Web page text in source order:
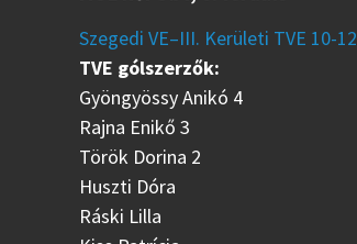
Szegedi VE–III. Kerületi TVE 10-12
TVE gólszerzők:
Gyöngyössy Anikó 4
Rajna Enikő 3
Török Dorina 2
Huszti Dóra
Ráski Lilla